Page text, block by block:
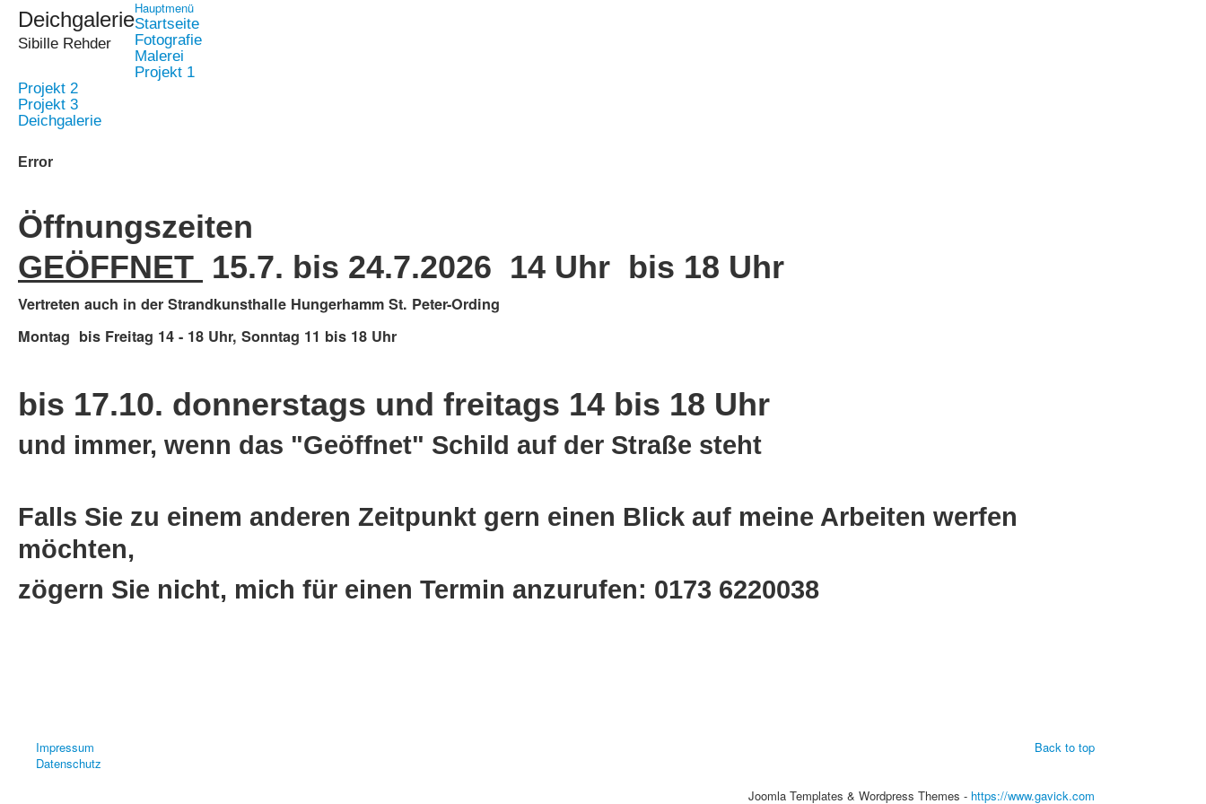
Deichgalerie
Sibille Rehder
Hauptmenü
Startseite
Fotografie
Malerei
Projekt 1
Projekt 2
Projekt 3
Deichgalerie
Error
Öffnungszeiten
GEÖFFNET 15.7. bis 24.7.2026 14 Uhr bis 18 Uhr
Vertreten auch in der Strandkunsthalle Hungerhamm St. Peter-Ording
Montag bis Freitag 14 - 18 Uhr, Sonntag 11 bis 18 Uhr
bis 17.10. donnerstags und freitags 14 bis 18 Uhr
und immer, wenn das "Geöffnet" Schild auf der Straße steht
Falls Sie zu einem anderen Zeitpunkt gern einen Blick auf meine Arbeiten werfen
möchten,
zögern Sie nicht, mich für einen Termin anzurufen: 0173 6220038
Impressum
Datenschutz
Back to top
Joomla Templates & Wordpress Themes - https://www.gavick.com